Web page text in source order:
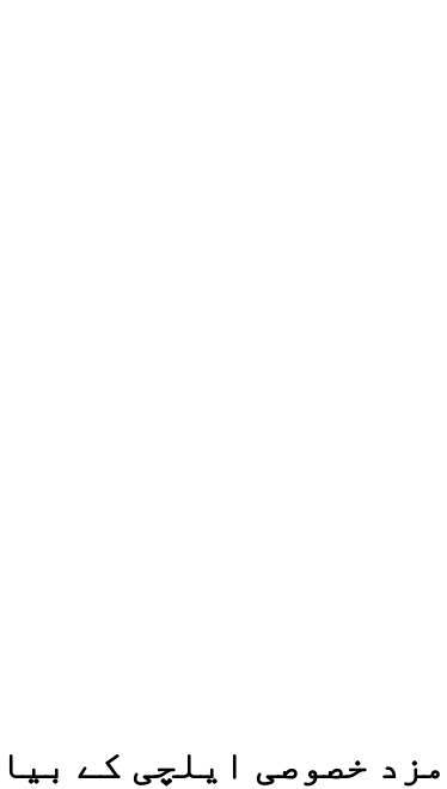
خصوصی ایلچی کے